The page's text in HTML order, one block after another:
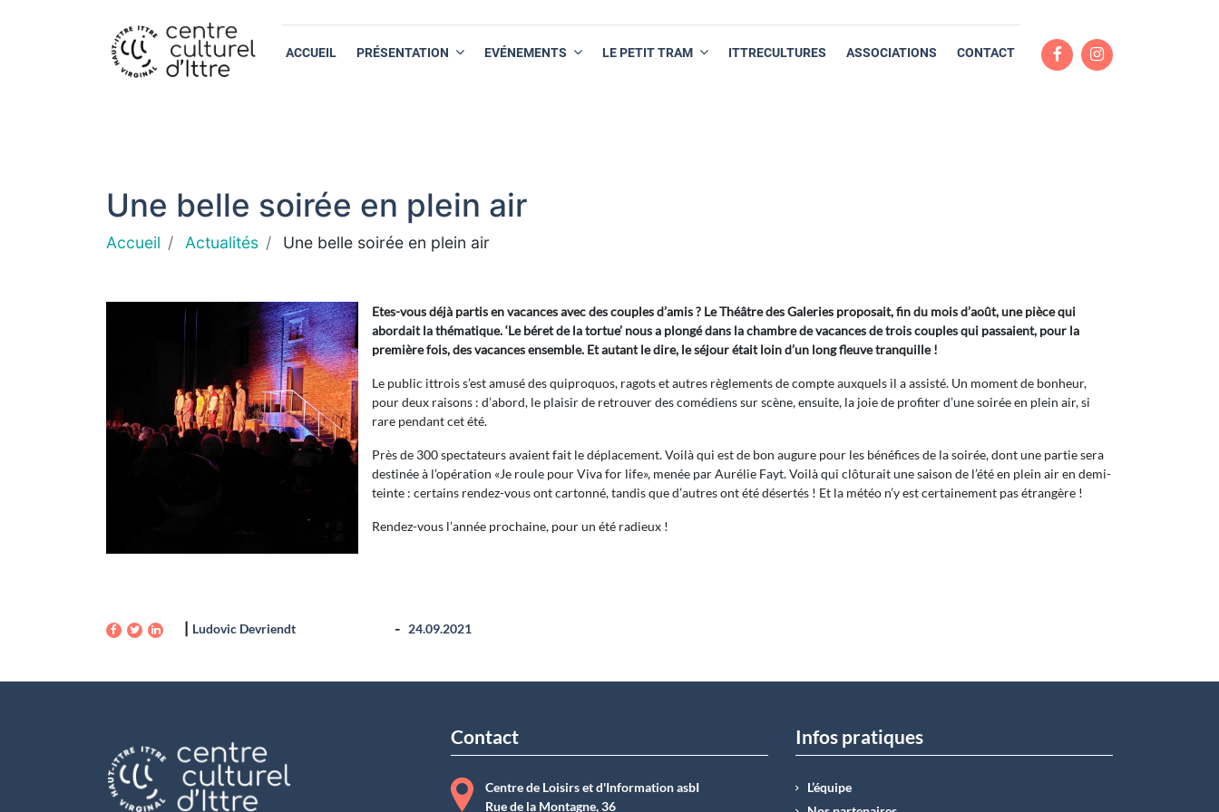
ACCUEIL PRÉSENTATION EVÉNEMENTS LE PETIT TRAM ITTRECULTURES ASSOCIATIONS CONTACT
Une belle soirée en plein air
Accueil Actualités Une belle soirée en plein air
Etes-vous déjà partis en vacances avec des couples d’amis ? Le Théâtre des Galeries proposait, fin du mois d’août, une pièce qui
abordait la thématique. ‘Le béret de la tortue’ nous a plongé dans la chambre de vacances de trois couples qui passaient, pour la
première fois, des vacances ensemble. Et autant le dire, le séjour était loin d’un long fleuve tranquille !
Le public ittrois s’est amusé des quiproquos, ragots et autres règlements de compte auxquels il a assisté. Un moment de bonheur,
pour deux raisons : d’abord, le plaisir de retrouver des comédiens sur scène, ensuite, la joie de profiter d’une soirée en plein air, si
rare pendant cet été.
Près de 300 spectateurs avaient fait le déplacement. Voilà qui est de bon augure pour les bénéfices de la soirée, dont une partie sera
destinée à l’opération «Je roule pour Viva for life», menée par Aurélie Fayt. Voilà qui clôturait une saison de l’été en plein air en demi-
teinte : certains rendez-vous ont cartonné, tandis que d’autres ont été désertés ! Et la météo n’y est certainement pas étrangère !
Rendez-vous l’année prochaine, pour un été radieux !
Ludovic Devriendt 24.09.2021
Contact
Centre de Loisirs et d'Information asbI
Rue de la Montagne, 36
Infos pratiques
L’équipe